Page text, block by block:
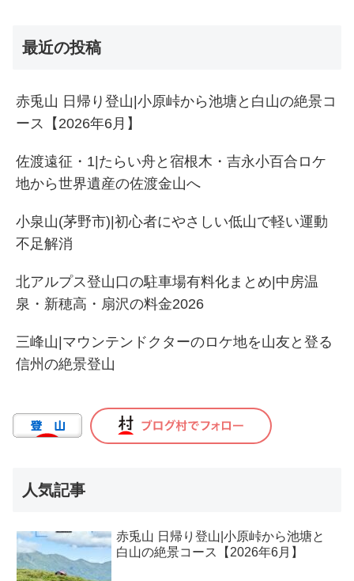
最近の投稿
赤兎山 日帰り登山|小原峠から池塘と白山の絶景コ
ース【2026年6月】
佐渡遠征・1|たらい舟と宿根木・吉永小百合ロケ
地から世界遺産の佐渡金山へ
小泉山(茅野市)|初心者にやさしい低山で軽い運動
不足解消
北アルプス登山口の駐車場有料化まとめ|中房温
泉・新穂高・扇沢の料金2026
三峰山|マウンテンドクターのロケ地を山友と登る
信州の絶景登山
人気記事
赤兎山 日帰り登山|小原峠から池塘と
白山の絶景コース【2026年6月】